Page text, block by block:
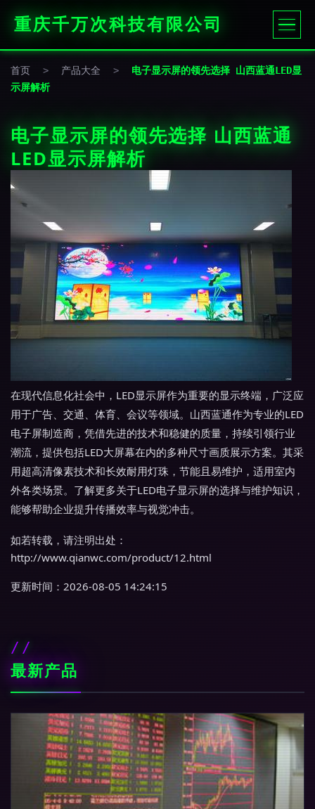
重庆千万次科技有限公司
首页 > 产品大全 >
电子显示屏的领先选择 山西蓝通LED显
示屏解析
电子显示屏的领先选择 山西蓝通
LED显示屏解析
在现代信息化社会中，LED显示屏作为重要的显示终端，广泛应
用于广告、交通、体育、会议等领域。山西蓝通作为专业的LED
电子屏制造商，凭借先进的技术和稳健的质量，持续引领行业
潮流，提供包括LED大屏幕在内的多种尺寸画质展示方案。其采
用超高清像素技术和长效耐用灯珠，节能且易维护，适用室内
外各类场景。了解更多关于LED电子显示屏的选择与维护知识，
能够帮助企业提升传播效率与视觉冲击。
如若转载，请注明出处：
http://www.qianwc.com/product/12.html
更新时间：2026-08-05 14:24:15
最新产品